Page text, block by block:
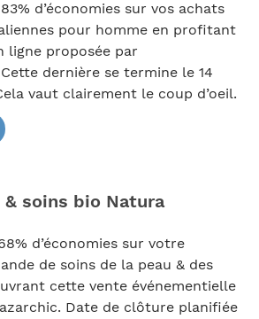
d’économies sur vos achats
pour homme en profitant
ligne proposée par
dernière se termine le 14
vaut clairement le coup d’oeil.
soins bio Natura
d’économies sur votre
de soins de la peau & des
cette vente événementielle
Date de clôture planifiée